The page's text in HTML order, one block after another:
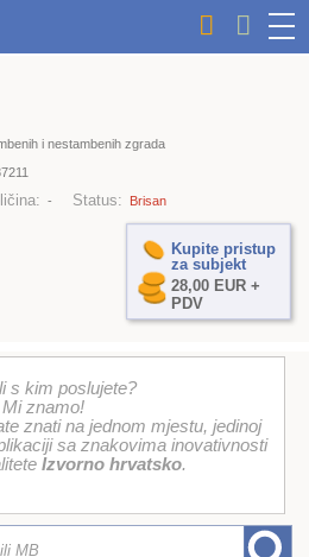
i nestambenih zgrada
- Status: Brisan
Kupite pristup
za subjekt
28,00 EUR +
PDV
s kim poslujete?
Mi znamo!
znati na jednom mjestu, jedinoj
sa znakovima inovativnosti
Izvorno hrvatsko.